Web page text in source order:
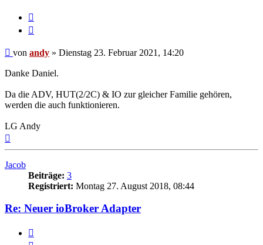
Beitrag
von andy » Dienstag 23. Februar 2021, 14:20
Danke Daniel.
Da die ADV, HUT(2/2C) & IO zur gleicher Familie gehören,
werden die auch funktionieren.
LG Andy
Jacob
Beiträge: 3
Registriert: Montag 27. August 2018, 08:44
Re: Neuer ioBroker Adapter